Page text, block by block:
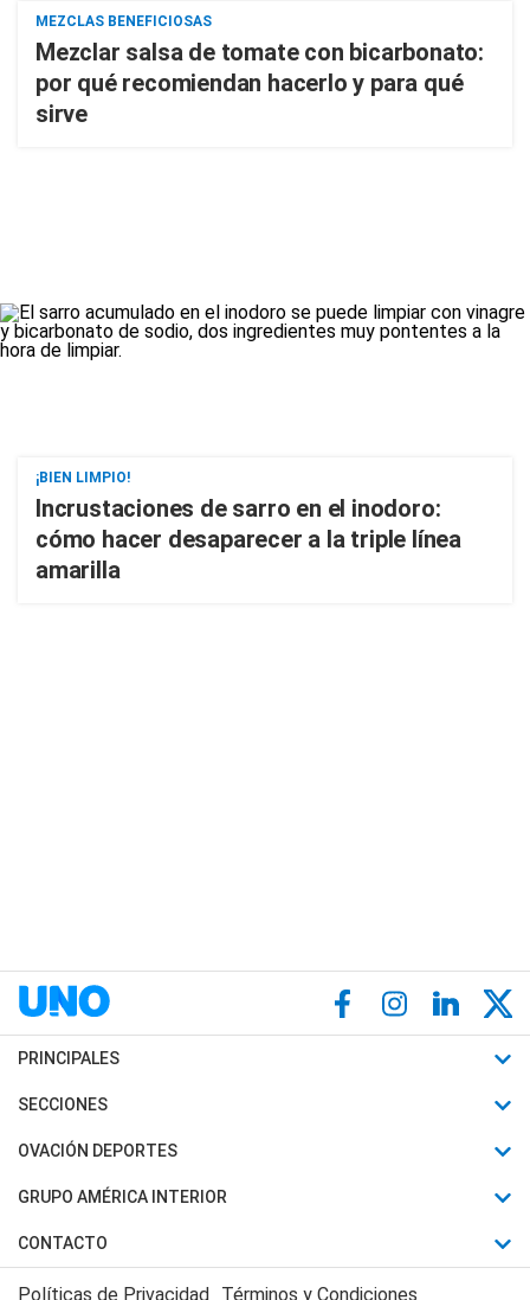
MEZCLAS BENEFICIOSAS
Mezclar salsa de tomate con bicarbonato:
por qué recomiendan hacerlo y para qué
sirve
¡BIEN LIMPIO!
Incrustaciones de sarro en el inodoro:
cómo hacer desaparecer a la triple línea
amarilla
PRINCIPALES
Últimas Noticias
Política
Judiciales
Economia
SECCIONES
Horóscopo
Motores
Trucos caseros
OVACIÓN DEPORTES
Fútbol
Mundial
Automovilismo
GRUPO AMÉRICA INTERIOR
Canal 7 en Vivo
CONTACTO
Acerca de Nosotros
Políticas de Privacidad Términos y Condiciones